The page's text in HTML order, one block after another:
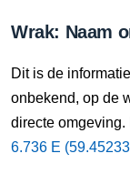
Wrak: Naam
Dit is de
onbekend, op de
directe
6.736 E